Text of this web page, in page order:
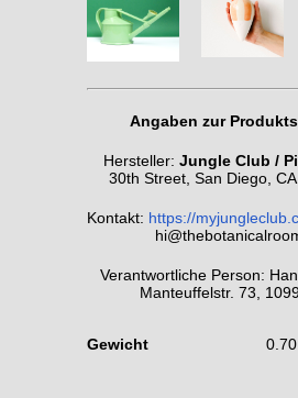
Angaben zur
Hersteller: Jungle Club /
30th Street, San Diego,
Kontakt: https://
Verantwortliche Person:
Manteuffelstr. 73,
Gewicht